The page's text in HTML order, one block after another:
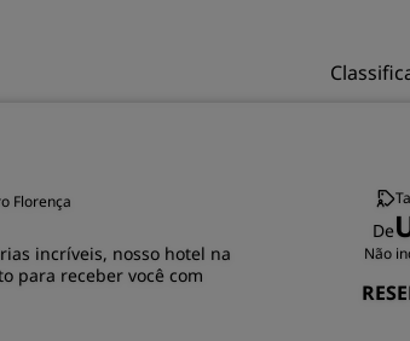
Florença
incríveis, nosso hotel na
para receber você com
De
Não